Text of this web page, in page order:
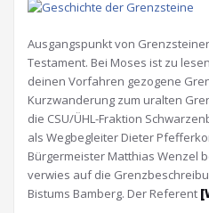
Ausgangspunkt von
Testament. Bei Moses ist zu
deinen Vorfahren gezogene
Kurzwanderung zum uralten
die CSU/ÜHL-Fraktion
als Wegbegleiter Dieter
Bürgermeister Matthias Wenzel
verwies auf die
Bistums Bamberg. Der Referent